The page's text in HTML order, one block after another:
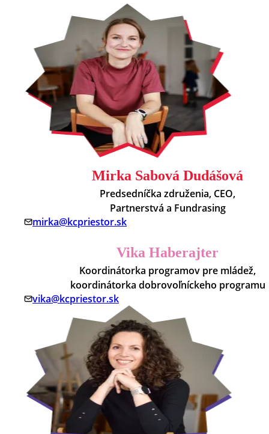
Mirka Sabová Dudášová
Predsedníčka združenia, CEO,
Partnerstvá a Fundrasing
mirka@kcpriestor.sk
Vika Haberajter
Koordinátorka programov pre mládež,
koordinátorka dobrovoľníckeho programu
vika@kcpriestor.sk